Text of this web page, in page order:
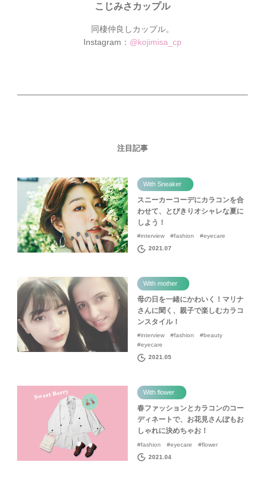
こじみさカップル
同棲仲良しカップル。
Instagram： @kojimisa_cp
注目記事
With Sneaker
スニーカーコーデにカラコンを合
わせて、とびきりオシャレな夏に
しよう！
#interview #fashion #eyecare
2021.07
With mother
母の日を一緒にかわいく！マリナ
さんに聞く、親子で楽しむカラコ
ンスタイル！
#interview #fashion #beauty
#eyecare
2021.05
With flower
春ファッションとカラコンのコー
ディネートで、お花見さんぽもお
しゃれに決めちゃお！
#fashion #eyecare #flower
2021.04